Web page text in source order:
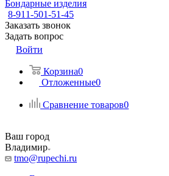
Бондарные изделия
8-911-501-51-45
Заказать звонок
Задать вопрос
Войти
Корзина0
Отложенные0
Сравнение товаров0
Ваш город
Владимир
tmo@rupechi.ru